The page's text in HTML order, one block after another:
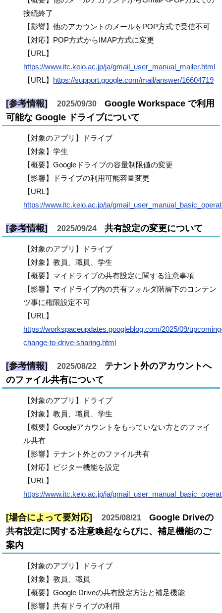
接続終了
【影響】他のアカウントのメールをPOP方式で受信不可
【対応】POP方式からIMAP方式に変更
【URL】
https://www.itc.keio.ac.jp/ja/gmail_user_manual_mailer.html
【URL】 https://support.google.com/mail/answer/16604719
[参考情報] 2025/09/30
Google Workspace で利用
可能な Google ドライブについて
【対象のアプリ】ドライブ
【対象】学生
【概要】Googleドライブの容量制限値の変更
【影響】ドライブの利用可能容量変更
【URL】
https://www.itc.keio.ac.jp/ja/
[参考情報] 2025/09/24 共有設定の変更について
【対象のアプリ】ドライブ
【対象】教員、職員、学生
【概要】マイドライブの共有設定に関する注意事項
【影響】マイドライブ内の共有フォルダ階層下のコンテン
ツ事に権限設定不可
【URL】
https://workspaceupdates.googleblog.com/2025/09/
change-to-drive-sharing.html
[参考情報] 2025/08/22
テナント外のアカウントへ
のファイル共有について
【対象のアプリ】ドライブ
【対象】教員、職員、学生
【概要】Googleアカウントをもっていない方とのファイ
ル共有
【影響】テナント外とのファイル共有
【対応】ビジター機能を設定
【URL】
https://www.itc.keio.ac.jp/ja/
[場合によって要対応] 2025/08/21
Google Driveの
共有設定に関する注意喚起ならびに、補足機能のご
案内
【対象のアプリ】ドライブ
【対象】教員、職員
【概要】Google Driveの共有設定方法と補足機能
【影響】共有ドライブの利用